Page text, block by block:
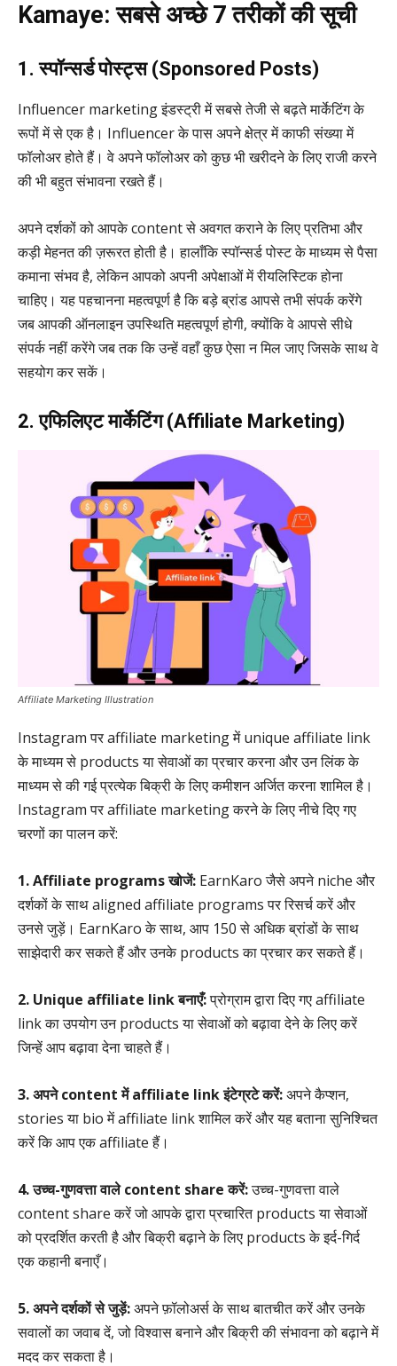
Kamaye: सबसे अच्छे 7 तरीकों की सूची
1. स्पॉन्सर्ड पोस्ट्स (Sponsored Posts)
Influencer marketing इंडस्ट्री में सबसे तेजी से बढ़ते मार्केटिंग के
रूपों में से एक है। Influencer के पास अपने क्षेत्र में काफी संख्या में
फॉलोअर होते हैं। वे अपने फॉलोअर को कुछ भी खरीदने के लिए राजी करने
की भी बहुत संभावना रखते हैं।
अपने दर्शकों को आपके content से अवगत कराने के लिए प्रतिभा और
कड़ी मेहनत की ज़रूरत होती है। हालाँकि स्पॉन्सर्ड पोस्ट के माध्यम से पैसा
कमाना संभव है, लेकिन आपको अपनी अपेक्षाओं में रीयलिस्टिक होना
चाहिए। यह पहचानना महत्वपूर्ण है कि बड़े ब्रांड आपसे तभी संपर्क करेंगे
जब आपकी ऑनलाइन उपस्थिति महत्वपूर्ण होगी, क्योंकि वे आपसे सीधे
संपर्क नहीं करेंगे जब तक कि उन्हें वहाँ कुछ ऐसा न मिल जाए जिसके साथ वे
सहयोग कर सकें।
2. एफिलिएट मार्केटिंग (Affiliate Marketing)
Affiliate Marketing Illustration
Instagram पर affiliate marketing में unique affiliate link
के माध्यम से products या सेवाओं का प्रचार करना और उन लिंक के
माध्यम से की गई प्रत्येक बिक्री के लिए कमीशन अर्जित करना शामिल है।
Instagram पर affiliate marketing करने के लिए नीचे दिए गए
चरणों का पालन करें:
1. Affiliate programs खोजें: EarnKaro जैसे अपने niche और
दर्शकों के साथ aligned affiliate programs पर रिसर्च करें और
उनसे जुड़ें। EarnKaro के साथ, आप 150 से अधिक ब्रांडों के साथ
साझेदारी कर सकते हैं और उनके products का प्रचार कर सकते हैं।
2. Unique affiliate link बनाएँ:प्रोग्राम द्वारा दिए गए affiliate
link का उपयोग उन products या सेवाओं को बढ़ावा देने के लिए करें
जिन्हें आप बढ़ावा देना चाहते हैं।
3. अपने content में affiliate link इंटेग्रटे करें:अपने कैप्शन,
stories या bio में affiliate link शामिल करें और यह बताना सुनिश्चित
करें कि आप एक affiliate हैं।
4. उच्च-गुणवत्ता वाले content share करें:उच्च-गुणवत्ता वाले
content share करें जो आपके द्वारा प्रचारित products या सेवाओं
को प्रदर्शित करती है और बिक्री बढ़ाने के लिए products के इर्द-गिर्द
एक कहानी बनाएँ।
5. अपने दर्शकों से जुड़ें:अपने फ़ॉलोअर्स के साथ बातचीत करें और उनके
सवालों का जवाब दें, जो विश्वास बनाने और बिक्री की संभावना को बढ़ाने में
मदद कर सकता है।